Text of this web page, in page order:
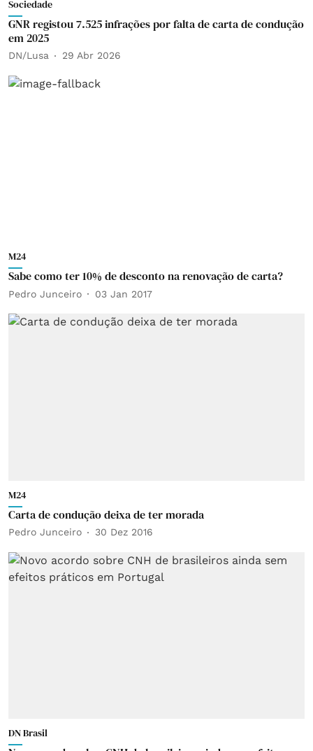
Sociedade
GNR registou 7.525 infrações por falta de carta de condução
em 2025
DN/Lusa 29 Abr 2026
M24
Sabe como ter 10% de desconto na renovação de carta?
Pedro Junceiro 03 Jan 2017
M24
Carta de condução deixa de ter morada
Pedro Junceiro 30 Dez 2016
DN Brasil